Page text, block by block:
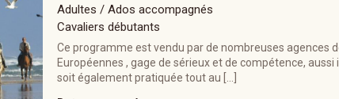
Adultes / Ados accompagnés
Cavaliers débutants
Ce programme est vendu par de nombreuses agences
Européennes , gage de sérieux et de compétence,
soit également pratiquée tout au […]